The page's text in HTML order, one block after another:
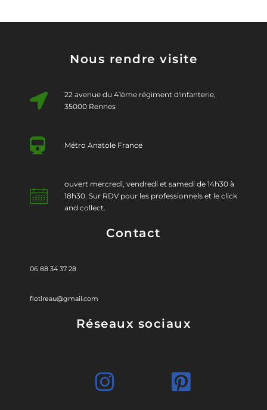
Nous rendre visite
22 avenue du 41ème régiment d'infanterie,
35000 Rennes
Métro Anatole France
ouvert mercredi, vendredi et samedi de 14h30 à
18h30. Sur RDV pour les professionnels et le click
and collect.
Contact
06 88 34 37 28
flotireau@gmail.com
Réseaux sociaux